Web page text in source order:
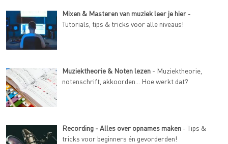
Mixen & Masteren van muziek leer je hier -
Tutorials, tips & tricks voor alle niveaus!
Muziektheorie & Noten lezen - Muziektheorie,
notenschrift, akkoorden... Hoe werkt dat?
Recording - Alles over opnames maken - Tips &
tricks voor beginners én gevorderden!